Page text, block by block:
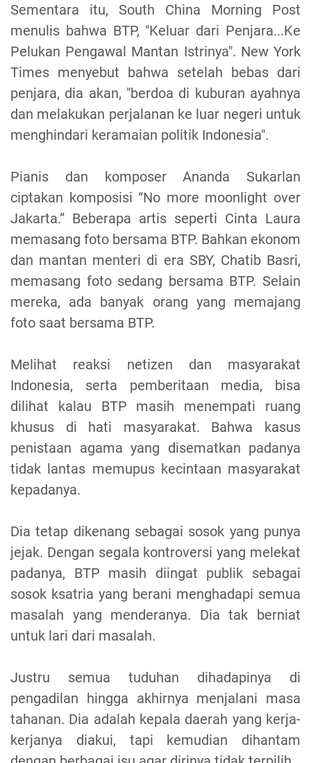
Sementara itu, South China Morning Post
menulis bahwa BTP, "Keluar dari Penjara...Ke
Pelukan Pengawal Mantan Istrinya". New York
Times menyebut bahwa setelah bebas dari
penjara, dia akan, "berdoa di kuburan ayahnya
dan melakukan perjalanan ke luar negeri untuk
menghindari keramaian politik Indonesia".
Pianis dan komposer Ananda Sukarlan
ciptakan komposisi “No more moonlight over
Jakarta.” Beberapa artis seperti Cinta Laura
memasang foto bersama BTP. Bahkan ekonom
dan mantan menteri di era SBY, Chatib Basri,
memasang foto sedang bersama BTP. Selain
mereka, ada banyak orang yang memajang
foto saat bersama BTP.
Melihat reaksi netizen dan masyarakat
Indonesia, serta pemberitaan media, bisa
dilihat kalau BTP masih menempati ruang
khusus di hati masyarakat. Bahwa kasus
penistaan agama yang disematkan padanya
tidak lantas memupus kecintaan masyarakat
kepadanya.
Dia tetap dikenang sebagai sosok yang punya
jejak. Dengan segala kontroversi yang melekat
padanya, BTP masih diingat publik sebagai
sosok ksatria yang berani menghadapi semua
masalah yang menderanya. Dia tak berniat
untuk lari dari masalah.
Justru semua tuduhan dihadapinya di
pengadilan hingga akhirnya menjalani masa
tahanan. Dia adalah kepala daerah yang kerja-
kerjanya diakui, tapi kemudian dihantam